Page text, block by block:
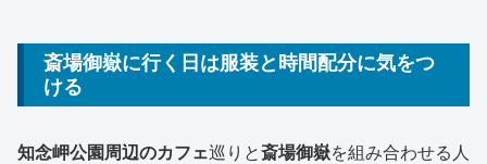
斎場御嶽に行く日は服装と時間配分に気をつ
ける
知念岬公園周辺のカフェ巡りと斎場御嶽を組み合わせる人